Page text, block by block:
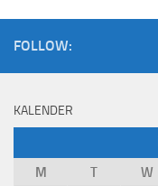
FOLLOW:
KALENDER
M
T W